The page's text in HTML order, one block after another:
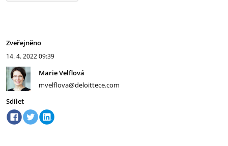
Zveřejněno
14. 4. 202209:39
Marie Velflová
mvelflova@deloittece.com
Sdílet